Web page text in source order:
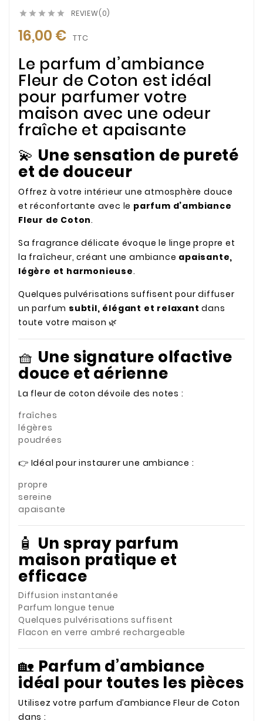
     REVIEW(0)
16,00 € TTC
Le parfum d’ambiance
Fleur de Coton est idéal
pour parfumer votre
maison avec une odeur
fraîche et apaisante
💫 Une sensation de pureté
et de douceur
Offrez à votre intérieur une atmosphère douce
et réconfortante avec le parfum d’ambiance
Fleur de Coton.
Sa fragrance délicate évoque le linge propre et
la fraîcheur, créant une ambiance apaisante,
légère et harmonieuse.
Quelques pulvérisations suffisent pour diffuser
un parfum subtil, élégant et relaxant dans
toute votre maison 🌿
🧺 Une signature olfactive
douce et aérienne
La fleur de coton dévoile des notes :
fraîches
légères
poudrées
👉 Idéal pour instaurer une ambiance :
propre
sereine
apaisante
🧴 Un spray parfum
maison pratique et
efficace
Diffusion instantanée
Parfum longue tenue
Quelques pulvérisations suffisent
Flacon en verre ambré rechargeable
🏡 Parfum d’ambiance
idéal pour toutes les pièces
Utilisez votre parfum d’ambiance Fleur de Coton
dans :